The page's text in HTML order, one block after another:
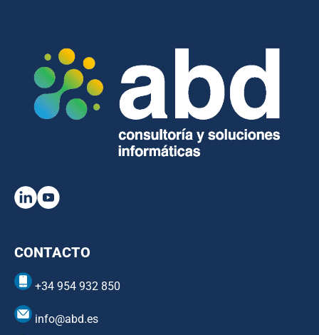
CONTACTO
+34 954 932 850
info@abd.es